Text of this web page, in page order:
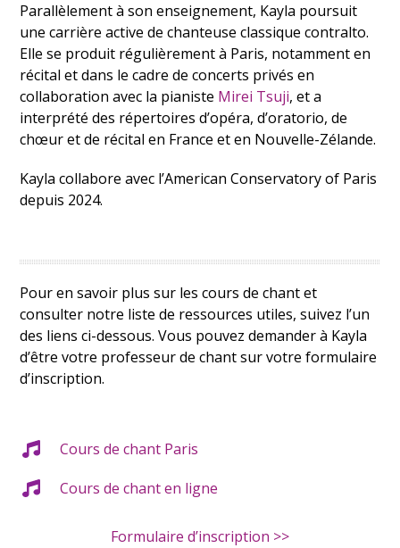
Parallèlement à son enseignement, Kayla poursuit
une carrière active de chanteuse classique contralto.
Elle se produit régulièrement à Paris, notamment en
récital et dans le cadre de concerts privés en
collaboration avec la pianiste Mirei Tsuji, et a
interprété des répertoires d’opéra, d’oratorio, de
chœur et de récital en France et en Nouvelle-Zélande.
Kayla collabore avec l’American Conservatory of Paris
depuis 2024.
Pour en savoir plus sur les cours de chant et
consulter notre liste de ressources utiles, suivez l’un
des liens ci-dessous. Vous pouvez demander à Kayla
d’être votre professeur de chant sur votre formulaire
d’inscription.
Cours de chant Paris
Cours de chant en ligne
Formulaire d’inscription >>